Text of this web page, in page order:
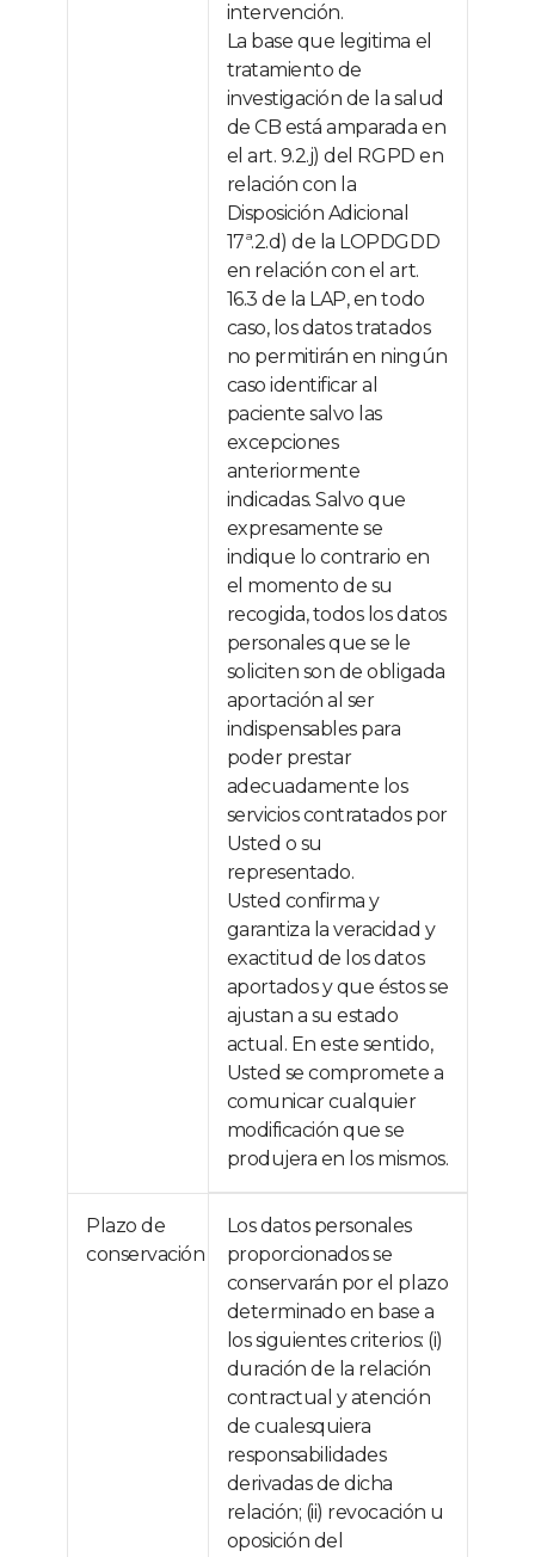
intervención.
La base que legitima el
tratamiento de
investigación de la salud
de CB está amparada en
el art. 9.2.j) del RGPD en
relación con la
Disposición Adicional
17ª.2.d) de la LOPDGDD
en relación con el art.
16.3 de la LAP, en todo
caso, los datos tratados
no permitirán en ningún
caso identificar al
paciente salvo las
excepciones
anteriormente
indicadas. Salvo que
expresamente se
indique lo contrario en
el momento de su
recogida, todos los datos
personales que se le
soliciten son de obligada
aportación al ser
indispensables para
poder prestar
adecuadamente los
servicios contratados por
Usted o su
representado.
Usted confirma y
garantiza la veracidad y
exactitud de los datos
aportados y que éstos se
ajustan a su estado
actual. En este sentido,
Usted se compromete a
comunicar cualquier
modificación que se
produjera en los mismos.
Plazo de
conservación
Los datos personales
proporcionados se
conservarán por el plazo
determinado en base a
los siguientes criterios: (i)
duración de la relación
contractual y atención
de cualesquiera
responsabilidades
derivadas de dicha
relación; (ii) revocación u
oposición del